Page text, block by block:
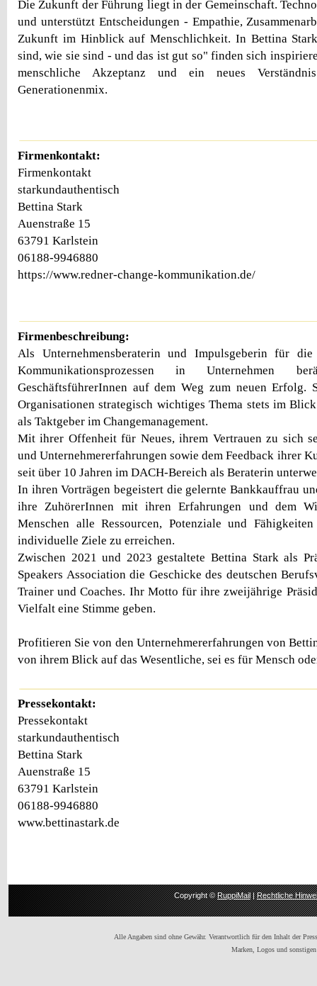
Die Zukunft der Führung liegt in der Gemeinschaft.
und unterstützt Entscheidungen - Empathie,
Zukunft im Hinblick auf Menschlichkeit. In Bettina
sind, wie sie sind - und das ist gut so" finden sich
menschliche Akzeptanz und ein neues
Generationenmix.
Firmenkontakt:
Firmenkontakt
starkundauthentisch
Bettina Stark
Auenstraße 15
63791 Karlstein
06188-9946880
https://www.redner-change-kommunikation.de/
Firmenbeschreibung:
Als Unternehmensberaterin und Impulsgeberin für
Kommunikationsprozessen in Unternehmen
GeschäftsführerInnen auf dem Weg zum neuen
Organisationen strategisch wichtiges Thema stets im
als Taktgeber im Changemanagement.
Mit ihrer Offenheit für Neues, ihrem Vertrauen zu sich
und Unternehmererfahrungen sowie dem Feedback ihrer
seit über 10 Jahren im DACH-Bereich als Beraterin
In ihren Vorträgen begeistert die gelernte Bankkauffrau
ihre ZuhörerInnen mit ihren Erfahrungen und dem
Menschen alle Ressourcen, Potenziale und
individuelle Ziele zu erreichen.
Zwischen 2021 und 2023 gestaltete Bettina Stark als
Speakers Association die Geschicke des deutschen
Trainer und Coaches. Ihr Motto für ihre zweijährige
Vielfalt eine Stimme geben.
Profitieren Sie von den Unternehmererfahrungen von
von ihrem Blick auf das Wesentliche, sei es für Mensch
Pressekontakt:
Pressekontakt
starkundauthentisch
Bettina Stark
Auenstraße 15
63791 Karlstein
06188-9946880
www.bettinastark.de
Copyright ©RuppiMail|Rechtliche
Alle Angaben sind ohne Gewähr. Verantwortlich für den Inhalt der
Marken, Logos und